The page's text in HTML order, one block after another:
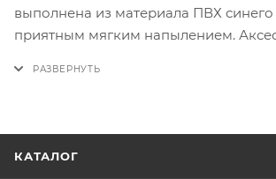
выполнена из материала ПВХ синего
приятным мягким напылением.
КАТАЛОГ